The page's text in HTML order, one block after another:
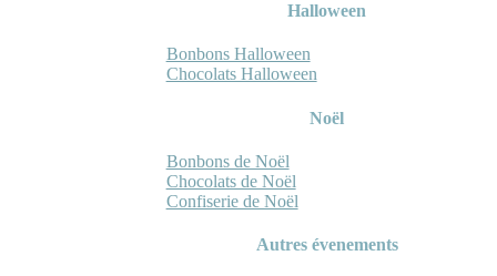
Halloween
Bonbons Halloween
Chocolats Halloween
Noël
Bonbons de Noël
Chocolats de Noël
Confiserie de Noël
Autres évenements